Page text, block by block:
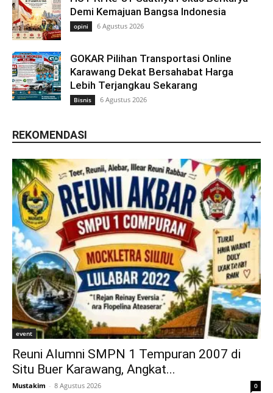
Demi Kemajuan Bangsa Indonesia
opini 6 Agustus 2026
GOKAR Pilihan Transportasi Online
Karawang Dekat Bersahabat Harga
Lebih Terjangkau Sekarang
Bisnis 6 Agustus 2026
REKOMENDASI
event
Reuni Alumni SMPN 1 Tempuran 2007 di
Situ Buer Karawang, Angkat...
Mustakim - 8 Agustus 2026 0